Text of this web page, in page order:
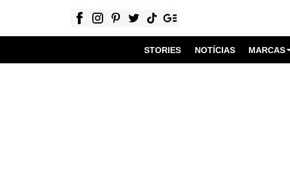
STORIES NOTÍCIAS MARCAS